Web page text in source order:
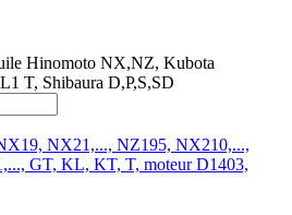
Hinomoto NX,NZ, Kubota
T, Shibaura D,P,S,SD